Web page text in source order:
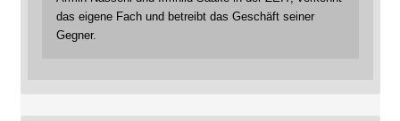
das eigene Fach und betreibt das Geschäft seiner
Gegner.